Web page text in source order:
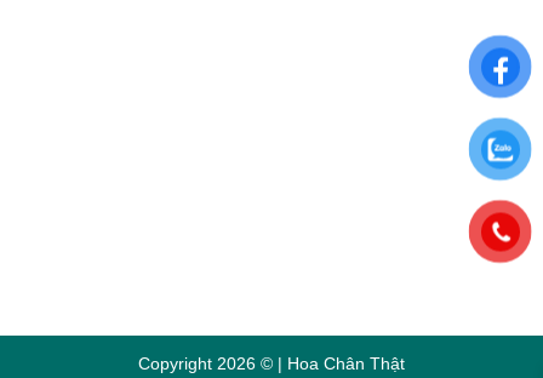
ĐĂNG KÝ NHẬN NGAY ƯU ĐÃI ĐẶC BIỆT
Để nhận những ưu đãi hấp dẫn từ Hoa Chân Thật, hãy
Copyright 2026 © | Hoa Chân Thật